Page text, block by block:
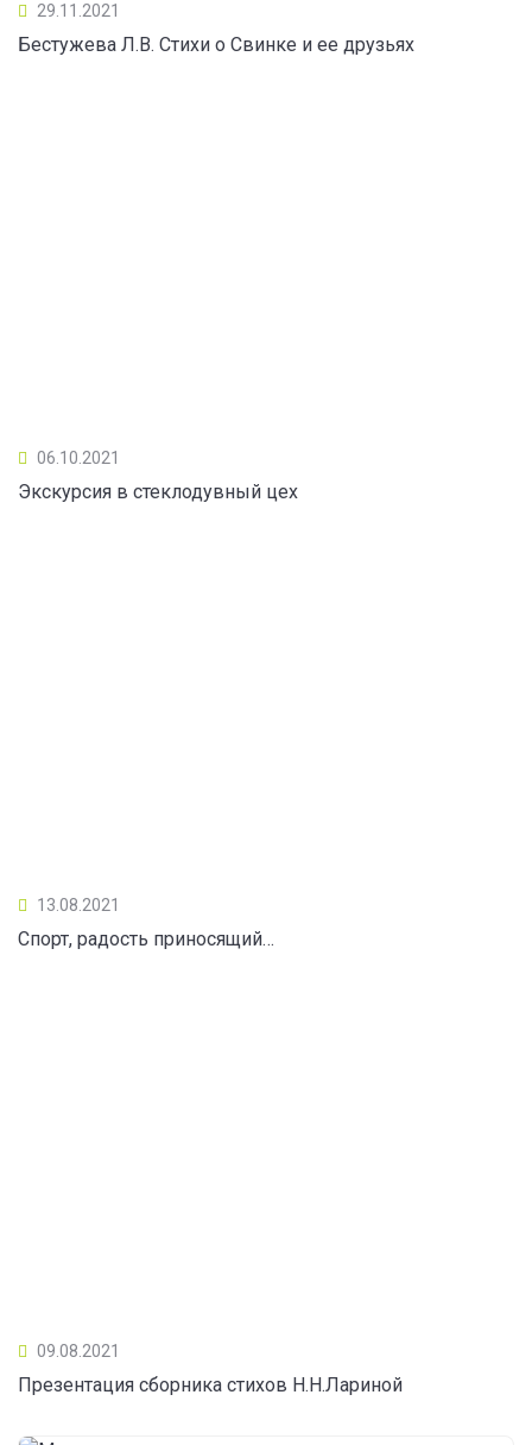
29.11.2021
Бестужева Л.В. Стихи о Свинке и ее друзьях
06.10.2021
Экскурсия в стеклодувный цех
13.08.2021
Спорт, радость приносящий…
09.08.2021
Презентация сборника стихов Н.Н.Лариной